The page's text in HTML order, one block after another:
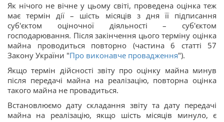
Як нічого не вічне у цьому світі, проведена оцінка теж
має термін дії – шість місяців з дня її підписання
суб'єктом оціночної діяльності – суб'єктом
господарювання. Після закінчення цього терміну оцінка
майна проводиться повторно (частина 6 статті 57
Закону України "Про виконавче провадження").
Якщо термін дійсності звіту про оцінку майна минув
після передачі майна на реалізацію, повторна оцінка
такого майна не провадиться.
Встановлюємо дату складання звіту та дату передачі
майна на реалізацію, якщо шість місяців минуло, є